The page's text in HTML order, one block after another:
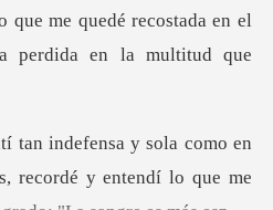
que me quedé recostada en el
recordé y entendí lo que me